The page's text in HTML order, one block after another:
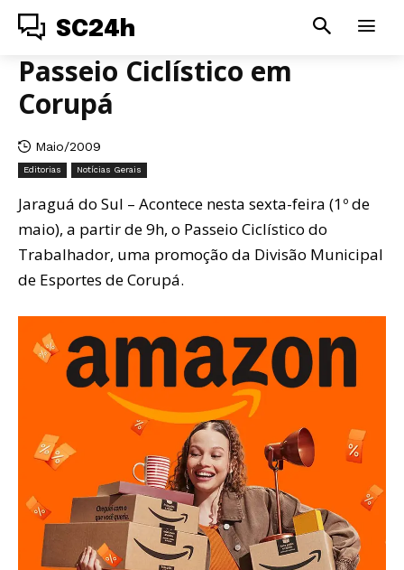
SC24h
Passeio Ciclístico em
Corupá
Maio/2009
Editorias Notícias Gerais
Jaraguá do Sul – Acontece nesta sexta-feira (1º de
maio), a partir de 9h, o Passeio Ciclístico do
Trabalhador, uma promoção da Divisão Municipal
de Esportes de Corupá.